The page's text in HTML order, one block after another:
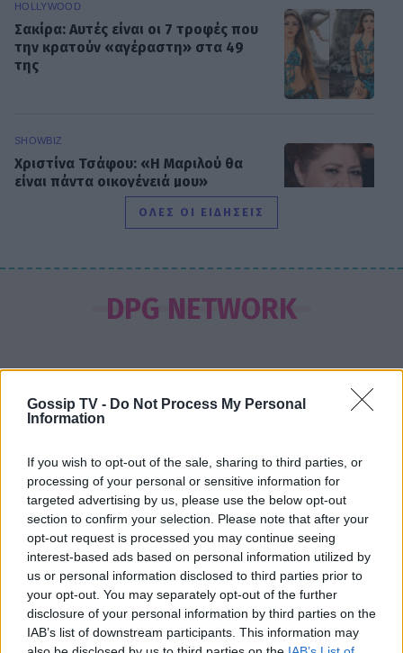
Gossip TV - Do Not Process My Personal
Information
If you wish to opt-out of the sale, sharing to third parties, or
processing of your personal or sensitive information for
targeted advertising by us, please use the below opt-out
section to confirm your selection. Please note that after your
opt-out request is processed you may continue seeing
interest-based ads based on personal information utilized by
us or personal information disclosed to third parties prior to
your opt-out. You may separately opt-out of the further
disclosure of your personal information by third parties on the
IAB’s list of downstream participants. This information may
HOLLYWOOD
Σακίρα: Αυτές είναι οι 7 τροφές που
την κρατούν «αγέραστη» στα 49
της
SHOWBIZ
Χριστίνα Τσάφου: «Η Μαριλού θα
είναι πάντα οικογένειά μου»
Daphne Lawrence: «Το πρώτο μου
τραγούδι το έγραψα όταν πήγαινα Ε’
MEDIA
να δημιουργεί χάος
MEDIA
Έλλη Κασόλη: «Έχω τη φιλοσοφία
του «στρατιώτη»
ΟΛΕΣ ΟΙ ΕΙΔΗΣΕΙΣ
DPG NETWORK
Σέρρες: «Δεν ήταν μόνο η ταχύτητα» – Η ανάλυση
πραγματογνώμονα για το σφοδρό δυστύχημα